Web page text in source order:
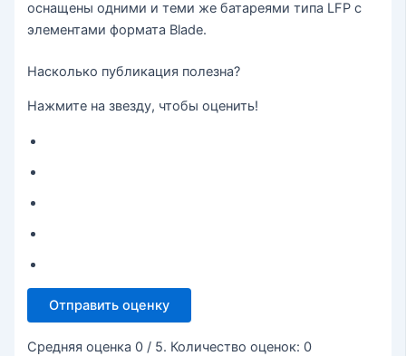
оснащены одними и теми же батареями типа LFP с
элементами формата Blade.
Насколько публикация полезна?
Нажмите на звезду, чтобы оценить!
Отправить оценку
Средняя оценка 0 / 5. Количество оценок: 0